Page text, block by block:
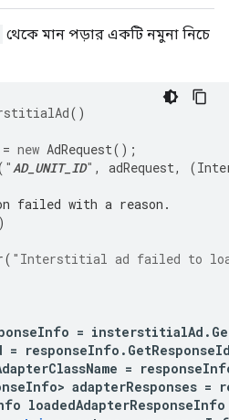
থেকে মান পড়ার একটি নমুনা নিচে
()
= new AdRequest();
"AD_UNIT_ID" , adRequest, (
failed with a reason.
)
( "Interstitial ad failed to
= insterstitialAd .
= responseInfo .
=
adapterResponses =
loadedAdapterResponseInfo